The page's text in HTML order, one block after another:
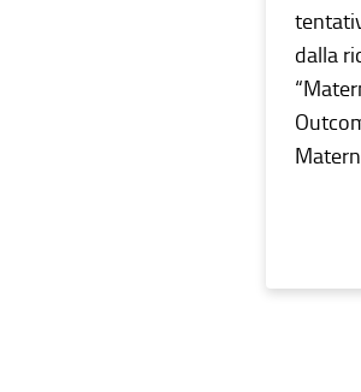
dalla